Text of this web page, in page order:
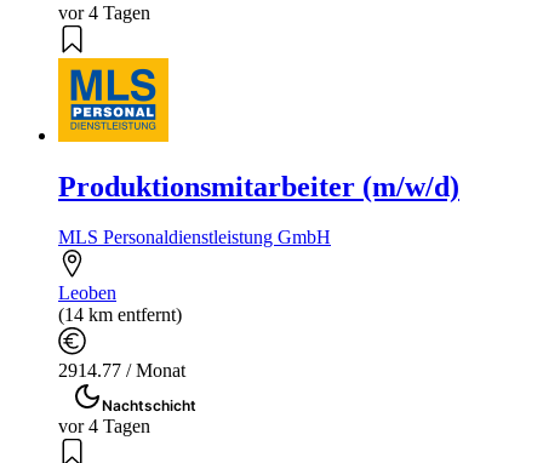
vor 4 Tagen
Produktionsmitarbeiter (m/w/d)
MLS Personaldienstleistung GmbH
Leoben
(14 km entfernt)
2914.77 / Monat
Nachtschicht
vor 4 Tagen